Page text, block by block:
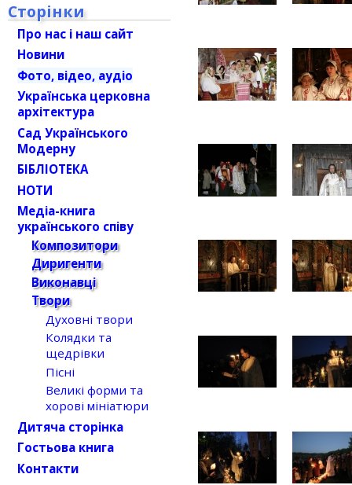
Сторінки
Про нас і наш сайт
Новини
Фото, відео, аудіо
Українська церковна
архітектура
Сад Українського
Модерну
БІБЛІОТЕКА
НОТИ
Медіа-книга
українського співу
Композитори
Диригенти
Виконавці
Твори
Духовні твори
Колядки та
щедрівки
Пісні
Великі форми та
хорові мініатюри
Дитяча сторінка
Гостьова книга
Контакти